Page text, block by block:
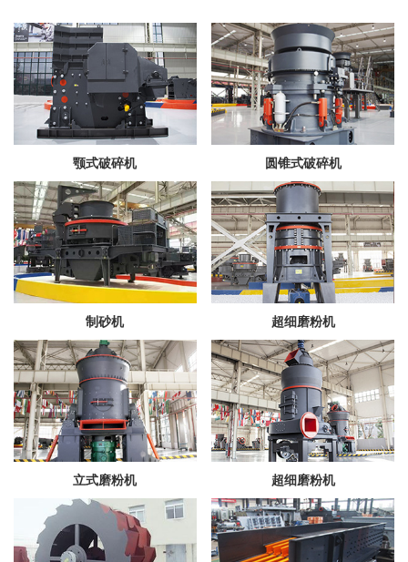
颚式破碎机 圆锥式破碎机
制砂机 超细磨粉机
立式磨粉机 超细磨粉机